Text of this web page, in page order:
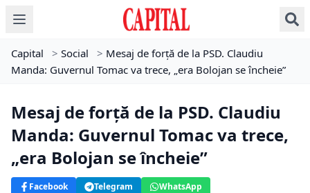
Capital > Social > Mesaj de forță de la PSD. Claudiu
Manda: Guvernul Tomac va trece, „era Bolojan se încheie”
Mesaj de forță de la PSD. Claudiu
Manda: Guvernul Tomac va trece,
„era Bolojan se încheie”
Facebook Telegram WhatsApp